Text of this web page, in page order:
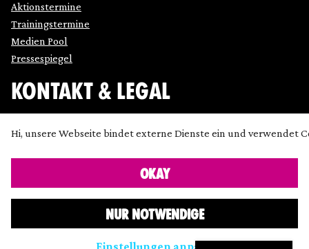
Aktionstermine
Trainingstermine
Medien Pool
Pressespiegel
KONTAKT & LEGAL
Datenschutz
Presse
SimpleIcon ,Freepik,Bogdan Rosu
Hi, unsere Webseite bindet externe Dienste ein und verwendet
NUR NOTWENDIGE
OKAY